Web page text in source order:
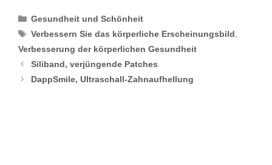
Categories
Gesundheit und Schönheit
Tags
Verbessern Sie das körperliche Erscheinungsbild
Verbesserung der körperlichen Gesundheit
Siliband, verjüngende Patches
DappSmile, Ultraschall-Zahnaufhellung